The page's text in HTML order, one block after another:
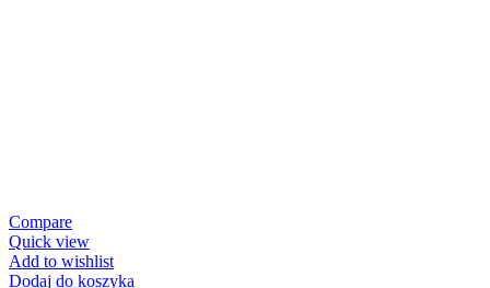
Compare
Quick view
Add to wishlist
Dodaj do koszyka